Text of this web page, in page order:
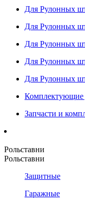
Для Рулонных
Для Рулонных
Для Рулонных
Для Рулонных
Для Рулонных
Комплектующие
Запчасти и
Рольставни
Рольставни
Защитные
Гаражные